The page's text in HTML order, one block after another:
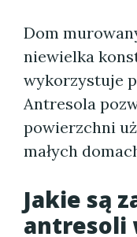
Dom
niewielka
wykorzystuje
Antresola
powierzchni
małych
Jakie są
antresoli